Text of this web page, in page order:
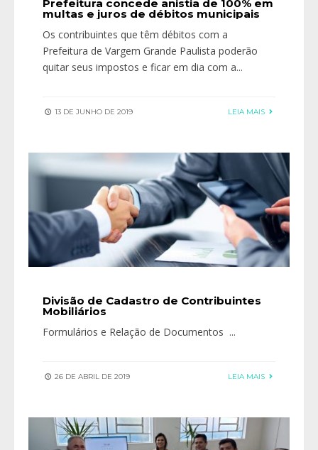
Prefeitura concede anistia de 100% em
multas e juros de débitos municipais
Os contribuintes que têm débitos com a
Prefeitura de Vargem Grande Paulista poderão
quitar seus impostos e ficar em dia com a...
13 DE JUNHO DE 2019 LEIA MAIS
Divisão de Cadastro de Contribuintes
Mobiliários
Formulários e Relação de Documentos ...
26 DE ABRIL DE 2019 LEIA MAIS